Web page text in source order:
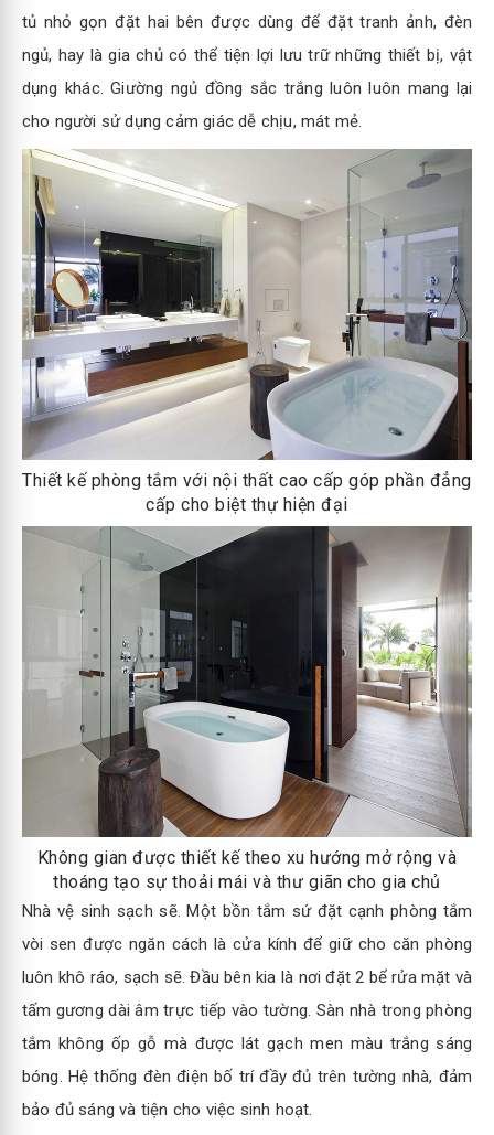
tủ nhỏ gọn đặt hai bên được dùng để đặt tranh ảnh, đèn
ngủ, hay là gia chủ có thể tiện lợi lưu trữ những thiết bị, vật
dụng khác. Giường ngủ đồng sắc trắng luôn luôn mang lại
cho người sử dụng cảm giác dễ chịu, mát mẻ.
Thiết kế phòng tắm với nội thất cao cấp góp phần đẳng
cấp cho biệt thự hiện đại
Không gian được thiết kế theo xu hướng mở rộng và
thoáng tạo sự thoải mái và thư giãn cho gia chủ
Nhà vệ sinh sạch sẽ. Một bồn tắm sứ đặt cạnh phòng tắm
vòi sen được ngăn cách là cửa kính để giữ cho căn phòng
luôn khô ráo, sạch sẽ. Đầu bên kia là nơi đặt 2 bể rửa mặt và
tấm gương dài âm trực tiếp vào tường. Sàn nhà trong phòng
tắm không ốp gỗ mà được lát gạch men màu trắng sáng
bóng. Hệ thống đèn điện bố trí đầy đủ trên tường nhà, đảm
bảo đủ sáng và tiện cho việc sinh hoạt.